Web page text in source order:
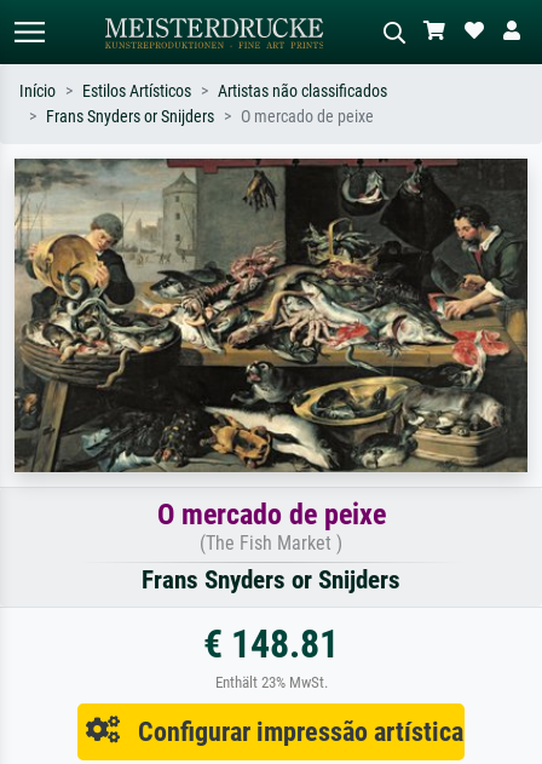
Pesquise por artista, título ou estilo –
ex: Monet, Noite Estrelada,
impressionismo, onda de Hokusai, nu.
Descreva a cena – ex: prado verde,
abstrato com muito vermelho, pintura
a óleo escura, nu em pé ao lado de
uma árvore.
Início Estilos Artísticos
Artistas não classificados
Frans Snyders or Snijders
O mercado de peixe
O mercado de peixe
(The Fish Market )
Frans Snyders or Snijders
€ 148.81
Enthält 23% MwSt.
Configurar impressão artística